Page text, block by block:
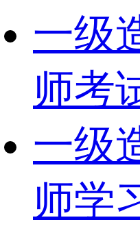
一级
师考
一级
师学